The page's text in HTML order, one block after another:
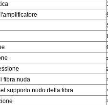
fibra nuda
supporto nudo della fibra